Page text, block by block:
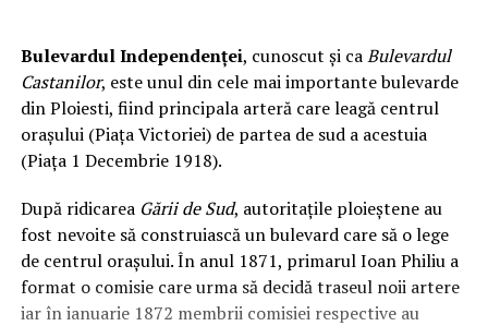
Bulevardul Independenței, cunoscut și caBulevardul
Castanilor, este unul din cele mai importante bulevarde
din Ploiesti, fiind principala arteră care leagă centrul
orașului (Piața Victoriei) de partea de sud a acestuia
(Piața 1 Decembrie 1918).
După ridicarea Gării de Sud, autoritațile ploieștene au
fost nevoite să construiască un bulevard care să o lege
de centrul orașului. În anul 1871, primarul Ioan Philiu a
format o comisie care urma să decidă traseul noii artere
iar în ianuarie 1872 membrii comisiei respective au